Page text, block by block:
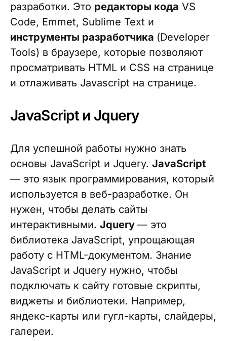
разработки. Это редакторы кода VS
Code, Emmet, Sublime Text и
инструменты разработчика (Developer
Tools) в браузере, которые позволяют
просматривать HTML и CSS на странице
и отлаживать Javascript на странице.
JavaScript и Jquery
Для успешной работы нужно знать
основы JavaScript и Jquery. JavaScript
— это язык программирования, который
используется в веб-разработке. Он
нужен, чтобы делать сайты
интерактивными. Jquery — это
библиотека JavaScript, упрощающая
работу с HTML-документом. Знание
JavaScript и Jquery нужно, чтобы
подключать к сайту готовые скрипты,
виджеты и библиотеки. Например,
яндекс-карты или гугл-карты, слайдеры,
галереи.